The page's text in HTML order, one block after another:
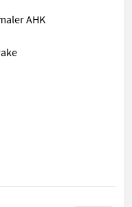
AHK
aus erster Hand.